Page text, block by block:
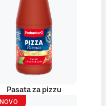
Pasata za pizzu
NOVO